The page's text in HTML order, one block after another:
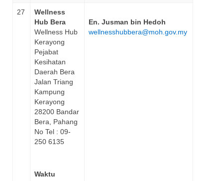
27
Wellness
Hub Bera
Wellness Hub
Kerayong
Pejabat
Kesihatan
Daerah Bera
Jalan Triang
Kampung
Kerayong
28200 Bandar
Bera, Pahang
No Tel : 09-
250 6135
Waktu
En. Jusman bin Hedoh
wellnesshubbera@moh.gov.my